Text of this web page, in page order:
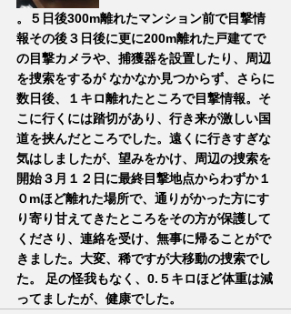
。５日後300m離れたマンション前で目撃情
報その後３日後に更に200m離れた戸建てで
の目撃カメラや、捕獲器を設置したり、周辺
を捜索をするが なかなか見つからず、さらに
数日後、１キロ離れたところで目撃情報。そ
こに行くには踏切があり、行き来が激しい国
道を挟んだところでした。遠くに行きすぎな
気はしましたが、望みをかけ、周辺の捜索を
開始３月１２日に最終目撃地点からわずか１
０mほど離れた場所で、通りがかった方にす
り寄り甘えてきたところをその方が保護して
くださり、連絡を受け、無事に帰ることがで
きました。大変、稀ですが大移動の捜索でし
た。 足の怪我もなく、0.５キロほど体重は減
ってましたが、健康でした。